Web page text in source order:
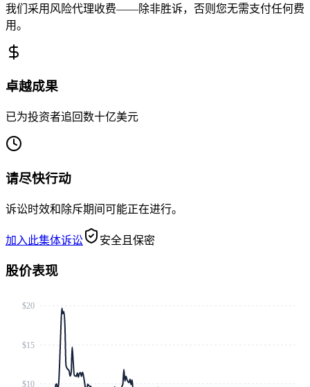
我们采用风险代理收费——除非胜诉，否则您无需支付任何费
用。
卓越成果
已为投资者追回数十亿美元
请尽快行动
诉讼时效和除斥期间可能正在进行。
加入此集体诉讼 安全且保密
股价表现
$10
$15
$20